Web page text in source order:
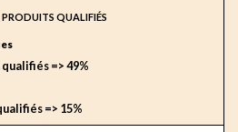
PRODUITS QUALIFIÉS
qualifiés => 49%
=> 15%